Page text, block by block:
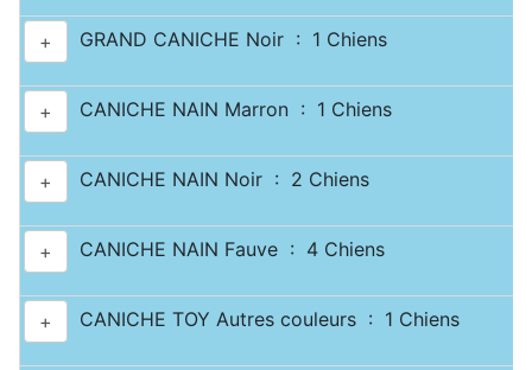
+ GRAND CANICHE Noir : 1 Chiens
+ CANICHE NAIN Marron : 1 Chiens
+ CANICHE NAIN Noir : 2 Chiens
+ CANICHE NAIN Fauve : 4 Chiens
+ CANICHE TOY Autres couleurs : 1 Chiens